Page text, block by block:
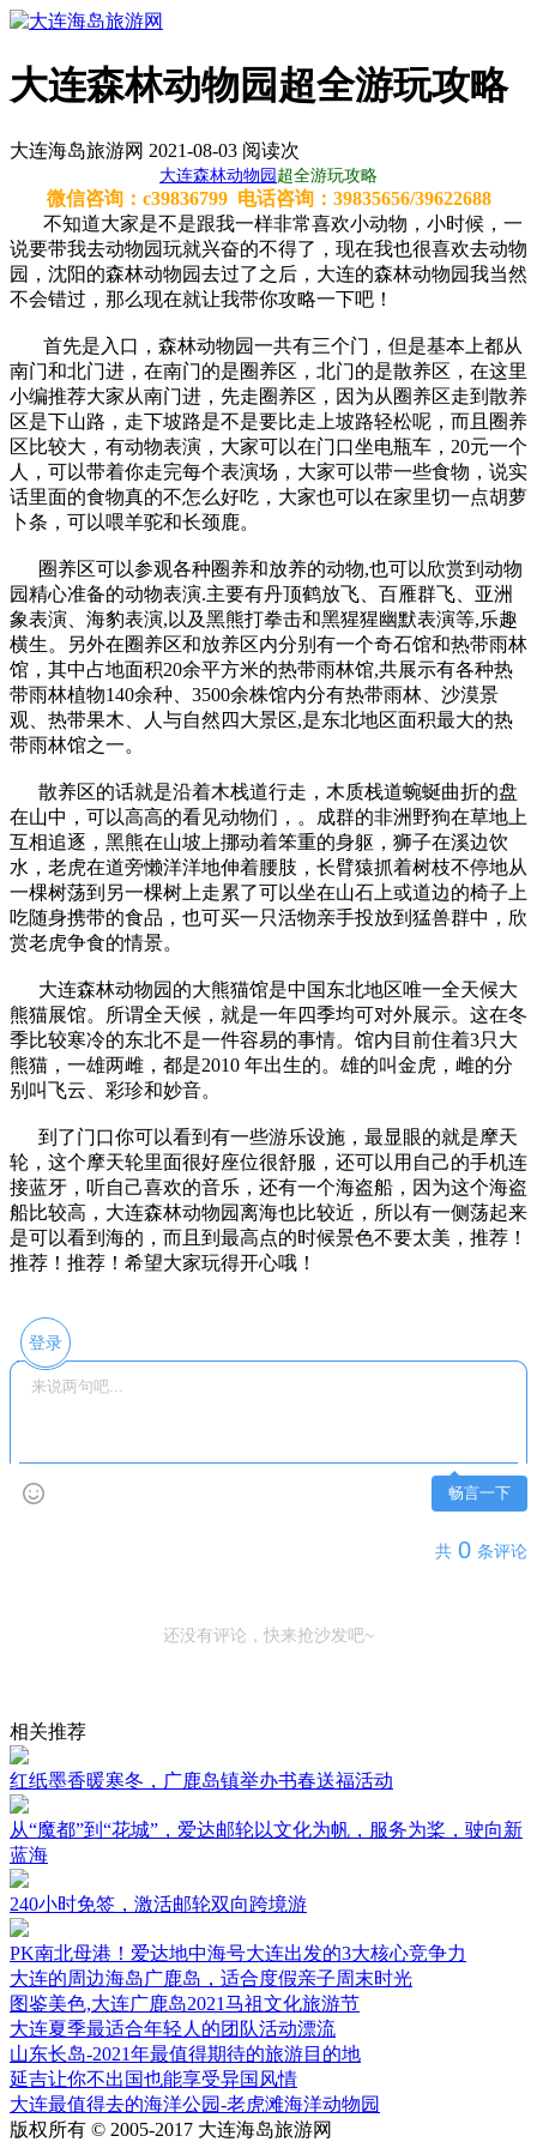
大连森林动物园超全游玩攻略
大连海岛旅游网 2021-08-03 阅读次
大连森林动物园 超全游玩攻略
微信咨询：c39836799 电话咨询：39835656/39622688
不知道大家是不是跟我一样非常喜欢小动物，小时候，一
说要带我去动物园玩就兴奋的不得了，现在我也很喜欢去动物
园，沈阳的森林动物园去过了之后，大连的森林动物园我当然
不会错过，那么现在就让我带你攻略一下吧！
首先是入口，森林动物园一共有三个门，但是基本上都从
南门和北门进，在南门的是圈养区，北门的是散养区，在这里
小编推荐大家从南门进，先走圈养区，因为从圈养区走到散养
区是下山路，走下坡路是不是要比走上坡路轻松呢，而且圈养
区比较大，有动物表演，大家可以在门口坐电瓶车，20元一个
人，可以带着你走完每个表演场，大家可以带一些食物，说实
话里面的食物真的不怎么好吃，大家也可以在家里切一点胡萝
卜条，可以喂羊驼和长颈鹿。
圈养区可以参观各种圈养和放养的动物,也可以欣赏到动物
园精心准备的动物表演.主要有丹顶鹤放飞、百雁群飞、亚洲
象表演、海豹表演,以及黑熊打拳击和黑猩猩幽默表演等,乐趣
横生。另外在圈养区和放养区内分别有一个奇石馆和热带雨林
馆，其中占地面积20余平方米的热带雨林馆,共展示有各种热
带雨林植物140余种、3500余株馆内分有热带雨林、沙漠景
观、热带果木、人与自然四大景区,是东北地区面积最大的热
带雨林馆之一。
散养区的话就是沿着木栈道行走，木质栈道蜿蜒曲折的盘
在山中，可以高高的看见动物们，。成群的非洲野狗在草地上
互相追逐，黑熊在山坡上挪动着笨重的身躯，狮子在溪边饮
水，老虎在道旁懒洋洋地伸着腰肢，长臂猿抓着树枝不停地从
一棵树荡到另一棵树上走累了可以坐在山石上或道边的椅子上
吃随身携带的食品，也可买一只活物亲手投放到猛兽群中，欣
赏老虎争食的情景。
大连森林动物园的大熊猫馆是中国东北地区唯一全天候大
熊猫展馆。所谓全天候，就是一年四季均可对外展示。这在冬
季比较寒冷的东北不是一件容易的事情。馆内目前住着3只大
熊猫，一雄两雌，都是2010 年出生的。雄的叫金虎，雌的分
别叫飞云、彩珍和妙音。
到了门口你可以看到有一些游乐设施，最显眼的就是摩天
轮，这个摩天轮里面很好座位很舒服，还可以用自己的手机连
接蓝牙，听自己喜欢的音乐，还有一个海盗船，因为这个海盗
船比较高，大连森林动物园离海也比较近，所以有一侧荡起来
是可以看到海的，而且到最高点的时候景色不要太美，推荐！
推荐！推荐！希望大家玩得开心哦！
登录
畅言一下
共 0 条评论
还没有评论，快来抢沙发吧~
相关推荐
红纸墨香暖寒冬，广鹿岛镇举办书春送福活动
从“魔都”到“花城”，爱达邮轮以文化为帆，服务为桨，驶向新
蓝海
240小时免签，激活邮轮双向跨境游
PK南北母港！爱达地中海号大连出发的3大核心竞争力
大连的周边海岛广鹿岛，适合度假亲子周末时光
图鉴美色,大连广鹿岛2021马祖文化旅游节
大连夏季最适合年轻人的团队活动漂流
山东长岛-2021年最值得期待的旅游目的地
延吉让你不出国也能享受异国风情
大连最值得去的海洋公园-老虎滩海洋动物园
版权所有 © 2005-2017 大连海岛旅游网